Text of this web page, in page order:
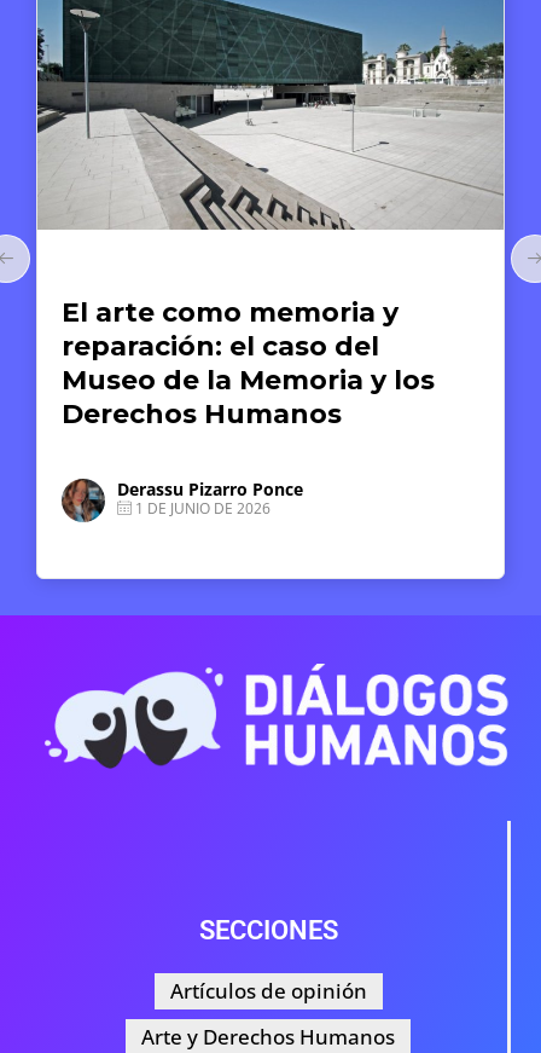
El arte como memoria y
reparación: el caso del
Museo de la Memoria y los
Derechos Humanos
Derassu Pizarro Ponce
1 DE JUNIO DE 2026
SECCIONES
Artículos de opinión
Arte y Derechos Humanos